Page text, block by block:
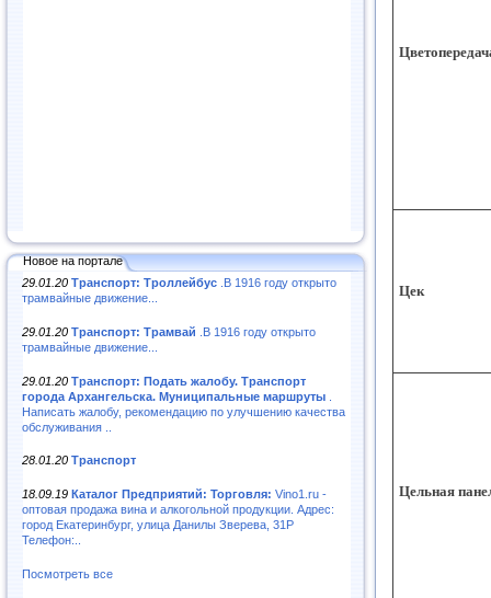
Новое на портале
29.01.20 Транспорт: Троллейбус .В 1916 году открыто
трамвайные движение...
29.01.20 Транспорт: Трамвай .В 1916 году открыто
трамвайные движение...
29.01.20 Транспорт: Подать жалобу. Транспорт
города Архангельска. Муниципальные маршруты
Написать жалобу, рекомендацию по улучшению качества
обслуживания ..
28.01.20 Транспорт
18.09.19 Каталог Предприятий: Торговля: Vino1.ru -
оптовая продажа вина и алкогольной продукции. Адрес:
город Екатеринбург, улица Данилы Зверева, 31Р
Телефон:..
Посмотреть все
Цек
Цельная